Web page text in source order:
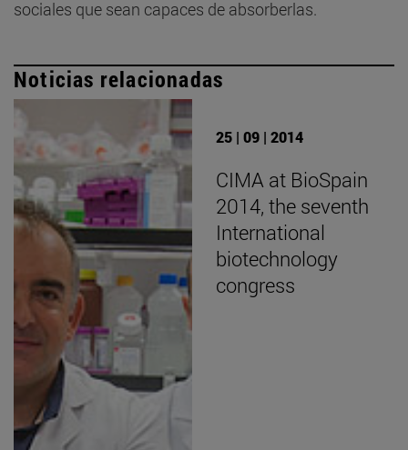
sociales que sean capaces de absorberlas.
Noticias relacionadas
25 | 09 | 2014
CIMA at BioSpain
2014, the seventh
International
biotechnology
congress